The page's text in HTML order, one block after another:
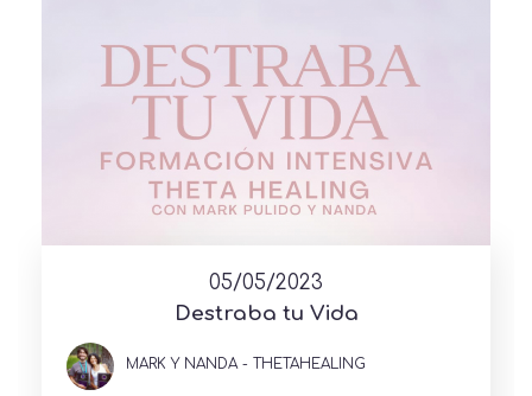
05/05/2023
Destraba tu Vida
MARK Y NANDA - THETAHEALING